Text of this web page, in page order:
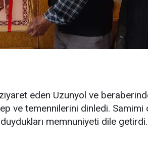
eden Uzunyol ve
ve temennilerini dinledi. Samimi
memnuniyeti dile getirdi.